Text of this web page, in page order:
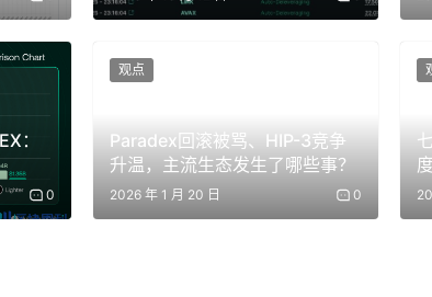
：从用科技对抗衰老，到为实验室装上AI大脑与机械
机器人搏击赛、赛博时装秀、硬件供应链快闪等活动
术的前沿成果。
五，将举办大型户外“创新者市集”，而在最后一周会
：
0
Paradex回滚被骂、HIP-3竞争
升温，主流生态发生了哪些事？
2026 年 1 月 20 日 0
观点